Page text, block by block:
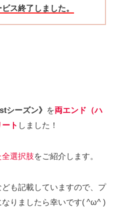
ス終了しました。
stシーズン》 を両エンド（ハ
ト しました！
選択肢をご紹介します。
ども記載していますので、プ
りましたら幸いです( ^ω^ )